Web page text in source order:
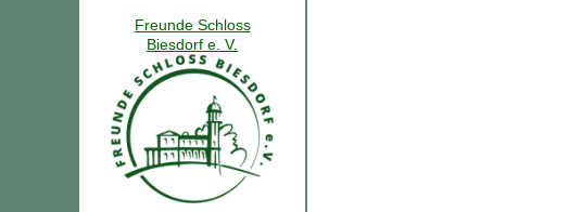
Freunde Schloss
Biesdorf e. V.